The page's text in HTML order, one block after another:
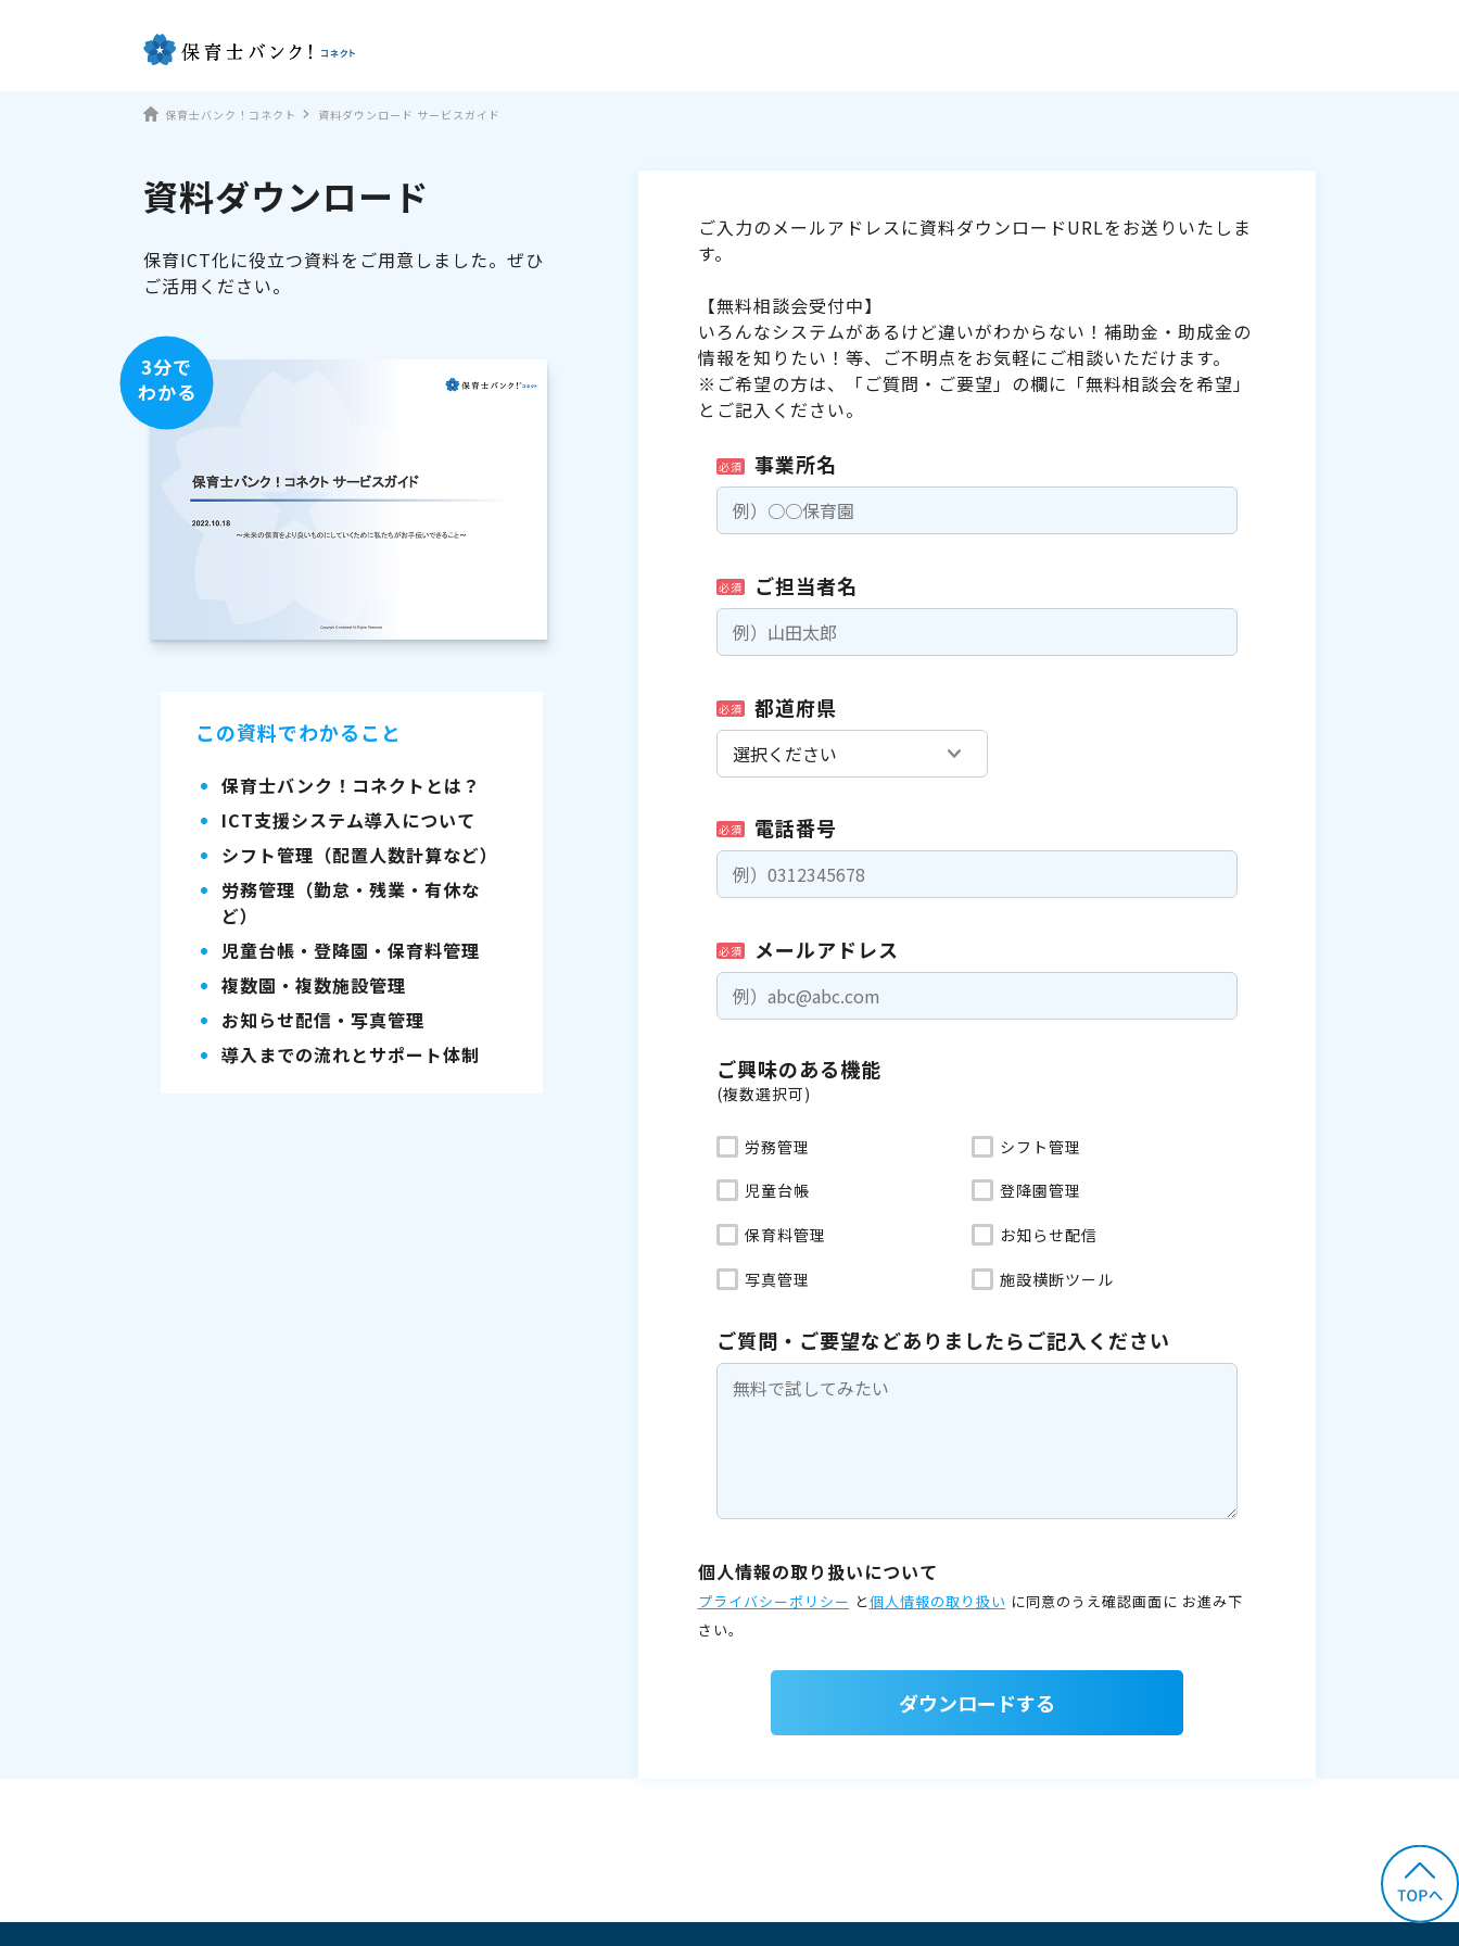
保育士バンク！コネクト 資料ダウンロード サービスガイド
資料ダウンロード
保育ICT化に役立つ資料をご用意しました。ぜひ
ご活用ください。
3分で
わかる
この資料でわかること
保育士バンク！コネクトとは？
ICT支援システム導入について
シフト管理（配置人数計算など）
労務管理（勤怠・残業・有休な
ど）
児童台帳・登降園・保育料管理
複数園・複数施設管理
お知らせ配信・写真管理
導入までの流れとサポート体制
ご入力のメールアドレスに資料ダウンロードURLをお送りいたしま
す。
【無料相談会受付中】
いろんなシステムがあるけど違いがわからない！補助金・助成金の
情報を知りたい！等、ご不明点をお気軽にご相談いただけます。
※ご希望の方は、「ご質問・ご要望」の欄に「無料相談会を希望」
とご記入ください。
必須 事業所名
必須 ご担当者名
必須 都道府県
必須 電話番号
必須 メールアドレス
ご興味のある機能
(複数選択可)
労務管理 シフト管理
児童台帳 登降園管理
保育料管理 お知らせ配信
写真管理 施設横断ツール
ご質問・ご要望などありましたらご記入ください
個人情報の取り扱いについて
プライバシーポリシー と個人情報の取り扱い に同意のうえ確認画面に お進み下
さい。
ダウンロードする